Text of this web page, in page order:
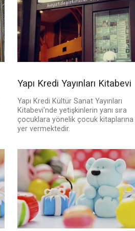
Yapı Kredi Yayınları Kitabevi
Yapı Kredi Kültür Sanat Yayınları
Kitabevi'nde yetişkinlerin yanı sıra
çocuklara yönelik çocuk kitaplarına
yer vermektedir.